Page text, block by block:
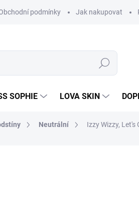
podmínky Jak nakupovat
Hledat
SOPHIE LOVA SKIN
Neutrální Izzy Wizzy, Let's